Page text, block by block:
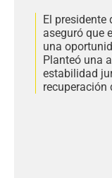
El presidente
aseguró que
una
Planteó una
estabilidad
recuperación